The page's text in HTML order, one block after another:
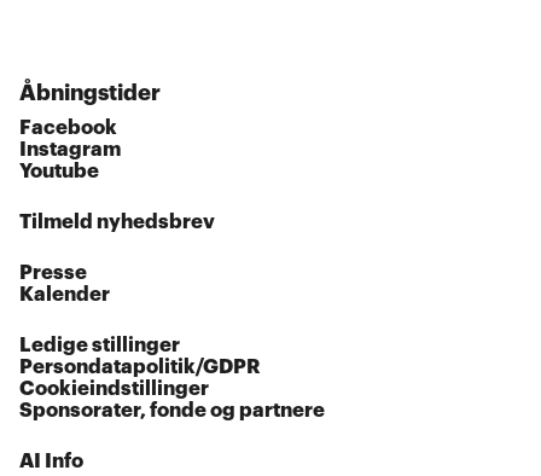
Åbningstider
Facebook
Instagram
Youtube
Tilmeld nyhedsbrev
Presse
Kalender
Ledige stillinger
Persondatapolitik/GDPR
Cookieindstillinger
Sponsorater, fonde og partnere
AI Info